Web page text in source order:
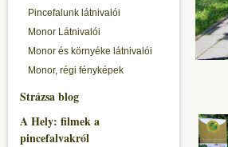
Pincefalunk látnivalói
Monor Látnivalói
Monor és környéke látnivalói
Monor, régi fényképek
Strázsa blog
A Hely: filmek a
pincefalvakról